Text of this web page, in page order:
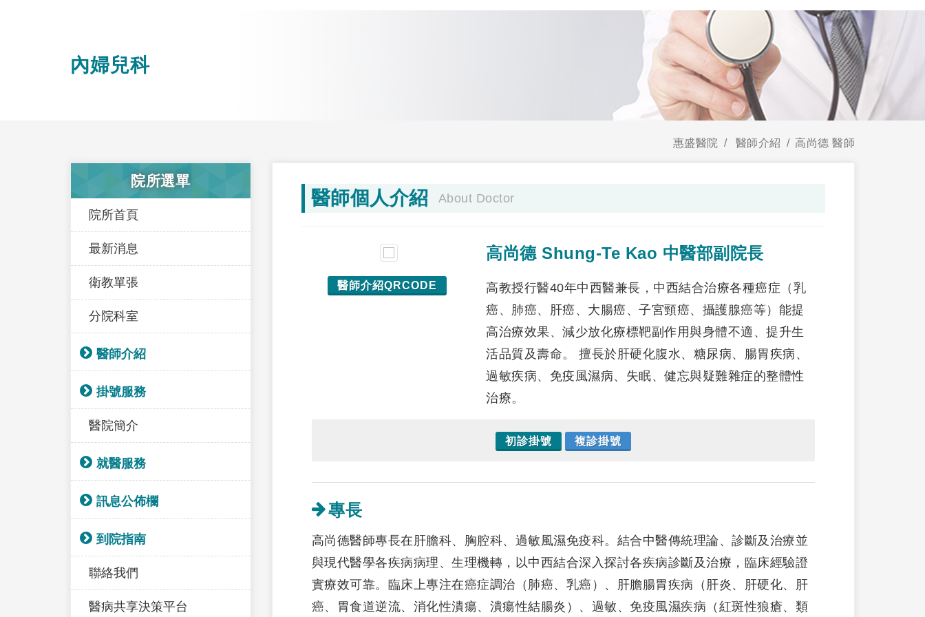
內婦兒科
惠盛醫院 醫師介紹 高尚德 醫師
院所選單
院所首頁
最新消息
衛教單張
分院科室
醫師介紹
掛號服務
醫院簡介
就醫服務
訊息公佈欄
到院指南
聯絡我們
醫病共享決策平台
醫師個人介紹 About Doctor
醫師介紹QRCODE
高尚德 Shung-Te Kao 中醫部副院長
高教授行醫40年中西醫兼長，中西結合治療各種癌症（乳
癌、肺癌、肝癌、大腸癌、子宮頸癌、攝護腺癌等）能提
高治療效果、減少放化療標靶副作用與身體不適、提升生
活品質及壽命。 擅長於肝硬化腹水、糖尿病、腸胃疾病、
過敏疾病、免疫風濕病、失眠、健忘與疑難雜症的整體性
治療。
初診掛號 複診掛號
專長
高尚德醫師專長在肝膽科、胸腔科、過敏風濕免疫科。結合中醫傳統理論、診斷及治療並
與現代醫學各疾病病理、生理機轉，以中西結合深入探討各疾病診斷及治療，臨床經驗證
實療效可靠。臨床上專注在癌症調治（肺癌、乳癌）、肝膽腸胃疾病（肝炎、肝硬化、肝
癌、胃食道逆流、消化性潰瘍、潰瘍性結腸炎）、過敏、免疫風濕疾病（紅斑性狼瘡、類